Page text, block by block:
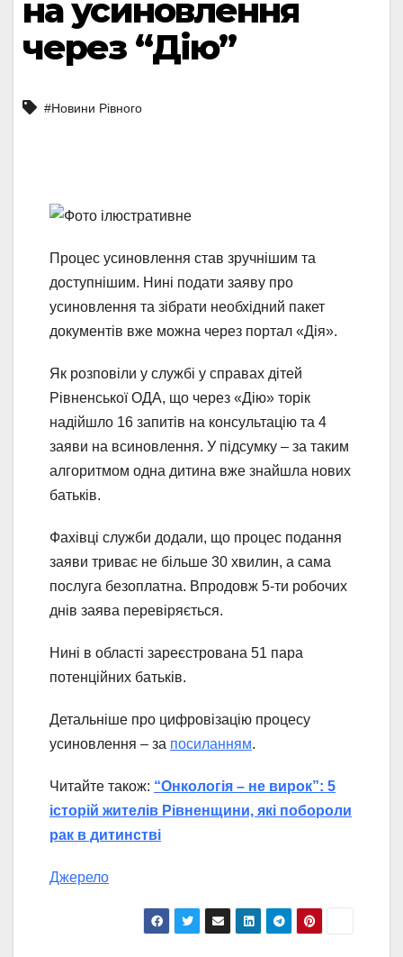
на усиновлення
через “Дію”
#Новини Рівного
Процес усиновлення став зручнішим та
доступнішим. Нині подати заяву про
усиновлення та зібрати необхідний пакет
документів вже можна через портал «Дія».
Як розповіли у службі у справах дітей
Рівненської ОДА, що через «Дію» торік
надійшло 16 запитів на консультацію та 4
заяви на всиновлення. У підсумку – за таким
алгоритмом одна дитина вже знайшла нових
батьків.
Фахівці служби додали, що процес подання
заяви триває не більше 30 хвилин, а сама
послуга безоплатна. Впродовж 5-ти робочих
днів заява перевіряється.
Нині в області зареєстрована 51 пара
потенційних батьків.
Детальніше про цифровізацію процесу
усиновлення – за посиланням.
Читайте також: “Онкологія – не вирок”: 5
історій жителів Рівненщини, які побороли
рак в дитинстві
Джерело